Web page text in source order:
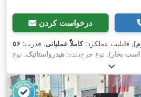
درخواست کردن
, قابلیت عملکرد:کاملاً عملیاتی, قدرت: ۵۶
, نوع چرخ‌دنده: هیدرواستاتیک, نوع
بلند کردن:۲٬۲۰۰ کیلوگرم/متر
۲۰۰۸, ساعت کارکرد: ۴٬۸۷۱ h پالت, کابین